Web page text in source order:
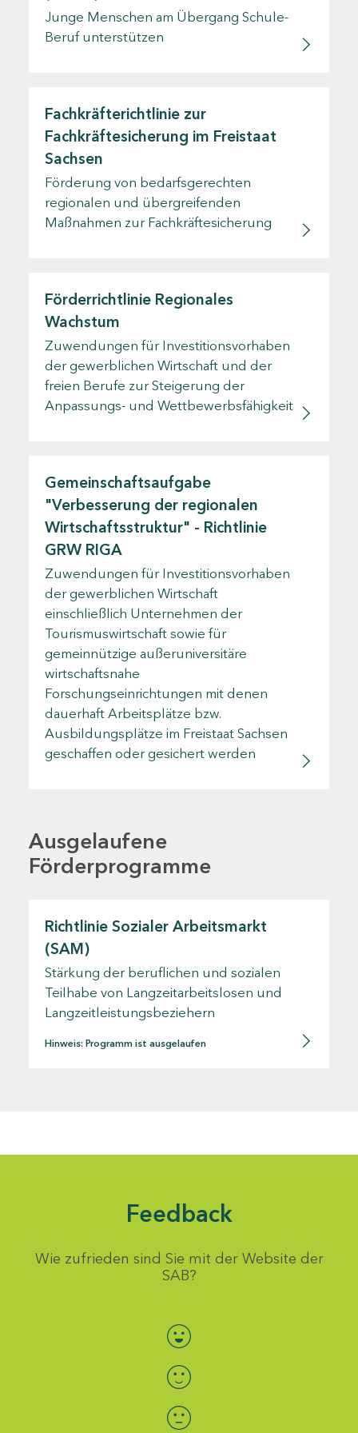
Junge Menschen am Übergang Schule-
Beruf unterstützen
Fachkräfterichtlinie zur
Fachkräftesicherung im Freistaat
Sachsen
Förderung von bedarfsgerechten
regionalen und übergreifenden
Maßnahmen zur Fachkräftesicherung
Förderrichtlinie Regionales
Wachstum
Zuwendungen für Investitionsvorhaben
der gewerblichen Wirtschaft und der
freien Berufe zur Steigerung der
Anpassungs- und Wettbewerbsfähigkeit
Gemeinschaftsaufgabe
"Verbesserung der regionalen
Wirtschaftsstruktur" - Richtlinie
GRW RIGA
Zuwendungen für Investitionsvorhaben
der gewerblichen Wirtschaft
einschließlich Unternehmen der
Tourismuswirtschaft sowie für
gemeinnützige außeruniversitäre
wirtschaftsnahe
Forschungseinrichtungen mit denen
dauerhaft Arbeitsplätze bzw.
Ausbildungsplätze im Freistaat Sachsen
geschaffen oder gesichert werden
Ausgelaufene
Förderprogramme
Richtlinie Sozialer Arbeitsmarkt
(SAM)
Stärkung der beruflichen und sozialen
Teilhabe von Langzeitarbeitslosen und
Langzeitleistungsbeziehern
Hinweis: Programm ist ausgelaufen
Feedback
Wie zufrieden sind Sie mit der Website der
SAB?
Bewertung auswählen